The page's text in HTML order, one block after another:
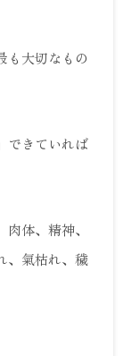
も大切なもの
できていれば
体、精神、
、氣枯れ、穢